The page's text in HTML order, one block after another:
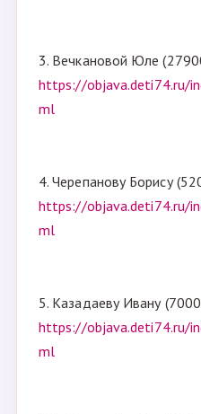
3. Вечкановой Юле
https://objava.deti74.ru/
ml
4. Черепанову Борису
https://objava.deti74.ru/
ml
5. Казадаеву Ивану
https://objava.deti74.ru/
ml